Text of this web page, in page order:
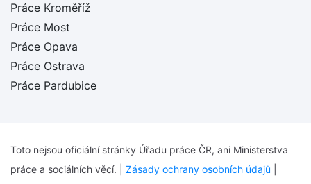
Práce Kroměříž
Práce Most
Práce Opava
Práce Ostrava
Práce Pardubice
Toto nejsou oficiální stránky Úřadu práce ČR, ani Ministerstva
práce a sociálních věcí. | Zásady ochrany osobních údajů